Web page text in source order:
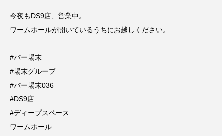
今夜もDS9店、営業中。
ワームホールが開いているうちにお越しください。
#バー場末
#場末グループ
#バー場末036
#DS9店
#ディープスペース
ワームホール